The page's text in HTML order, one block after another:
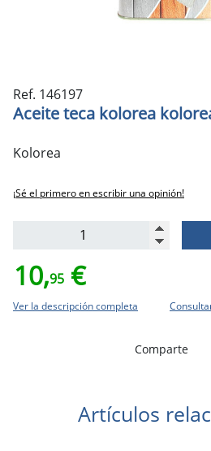
Ref. 146197
Aceite teca kolorea
Kolorea
¡Sé el primero en escribir una opinión!
10,95 €
Ver la descripción completa
Comparte
Artículos